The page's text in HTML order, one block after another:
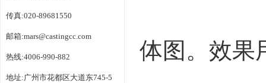
传真:020-89681550
邮箱:mars@castingcc.com
热线:4006-990-882
地址:广州市花都区大道东745-5
体图。效果